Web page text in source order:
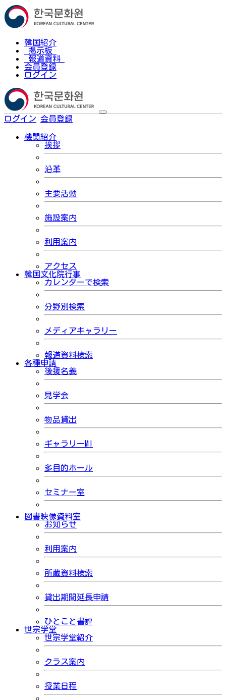
韓国紹介
掲示板
報道資料
会員登録
ログイン
ログイン 会員登録
機関紹介
挨拶
沿革
主要活動
施設案内
利用案内
アクセス
韓国文化院行事
カレンダーで検索
分野別検索
メディアギャラリー
報道資料検索
各種申請
後援名義
見学会
物品貸出
ギャラリーMI
多目的ホール
セミナー室
図書映像資料室
お知らせ
利用案内
所蔵資料検索
貸出期間延長申請
ひとこと書評
世宗学堂
世宗学堂紹介
クラス案内
授業日程